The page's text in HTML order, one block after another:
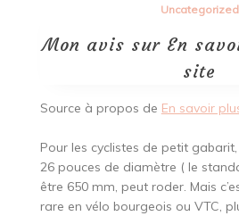
Uncategorized
Mon avis sur En
site
Source à propos de En savoir
Pour les cyclistes de petit
26 pouces de diamètre ( le
être 650 mm, peut roder. Mais
rare en vélo bourgeois ou VTC,